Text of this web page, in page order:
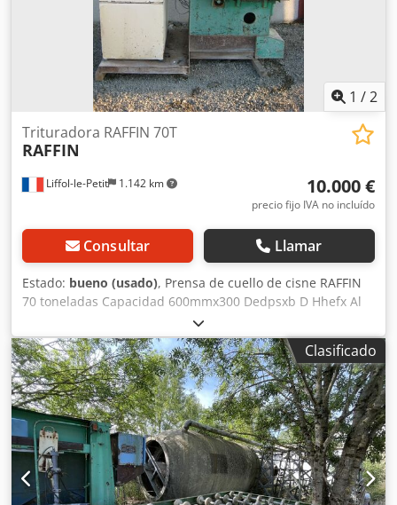
1 /2
Liffol-le-Petit 1.142 km
Trituradora RAFFIN 70T
RAFFIN
10.000 €
precio fijo IVA no incluído
Consultar Llamar
Estado: bueno (usado), Prensa de cuello de cisne RAFFIN
70 toneladas Capacidad 600mmx300 Dedpsxb D Hhefx Al
Nekr Buen estado general Máquina desmontada, cargada
en camión. Contacto por teléfono en francés, por correo
electrónico en su idioma.
Clasificado